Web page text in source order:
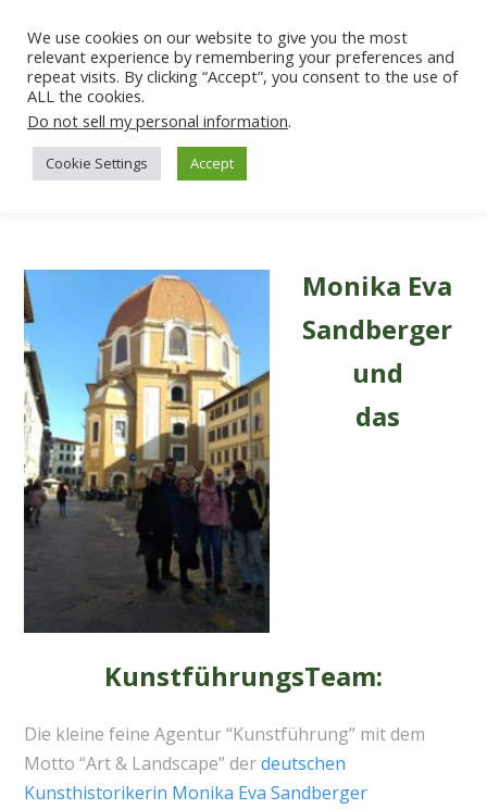
Monika Eva
Sandberger
und
das
KunstführungsTeam:
Die kleine feine Agentur “Kunstführung” mit dem
Motto “Art & Landscape” derdeutschen
Kunsthistorikerin Monika Eva Sandberger
We use cookies on our website to give you the most
relevant experience by remembering your preferences and
repeat visits. By clicking “Accept”, you consent to the use of
ALL the cookies.
Do not sell my personal information.
Cookie Settings Accept